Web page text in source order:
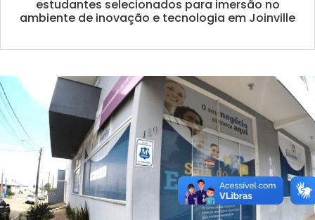
estudantes selecionados para imersão no
ambiente de inovação e tecnologia em Joinville